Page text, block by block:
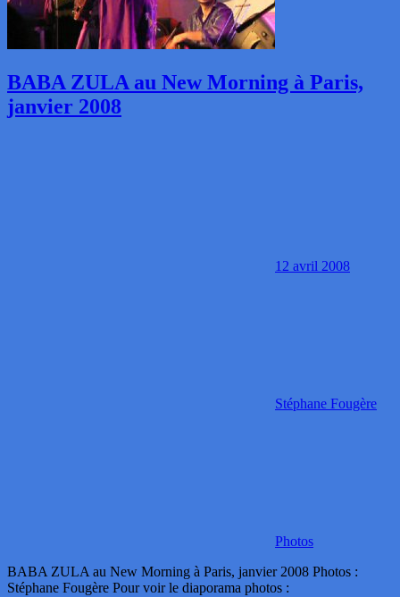
BABA ZULA au New Morning à Paris,
janvier 2008
12 avril 2008
Stéphane Fougère
Photos
BABA ZULA au New Morning à Paris, janvier 2008 Photos :
Stéphane Fougère Pour voir le diaporama photos :